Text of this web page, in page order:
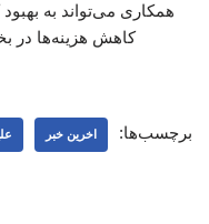
همکاری می‌تواند به
کاهش هزینه‌ها در
برچسب‌ها: اخرین خبر